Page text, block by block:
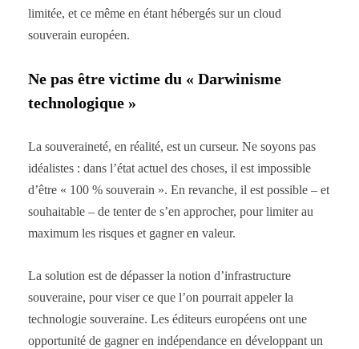
limitée, et ce même en étant hébergés sur un cloud
souverain européen.
Ne pas être victime du « Darwinisme
technologique »
La souveraineté, en réalité, est un curseur. Ne soyons pas
idéalistes : dans l’état actuel des choses, il est impossible
d’être « 100 % souverain ». En revanche, il est possible – et
souhaitable – de tenter de s’en approcher, pour limiter au
maximum les risques et gagner en valeur.
La solution est de dépasser la notion d’infrastructure
souveraine, pour viser ce que l’on pourrait appeler la
technologie souveraine. Les éditeurs européens ont une
opportunité de gagner en indépendance en développant un